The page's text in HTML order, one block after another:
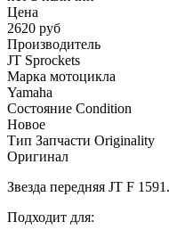
Цена
2620 руб
Производитель
JT Sprockets
Марка мотоцикла
Yamaha
Состояние Condition
Новое
Тип Запчасти Originality
Оригинал
Звезда передняя JT F
Подходит для: